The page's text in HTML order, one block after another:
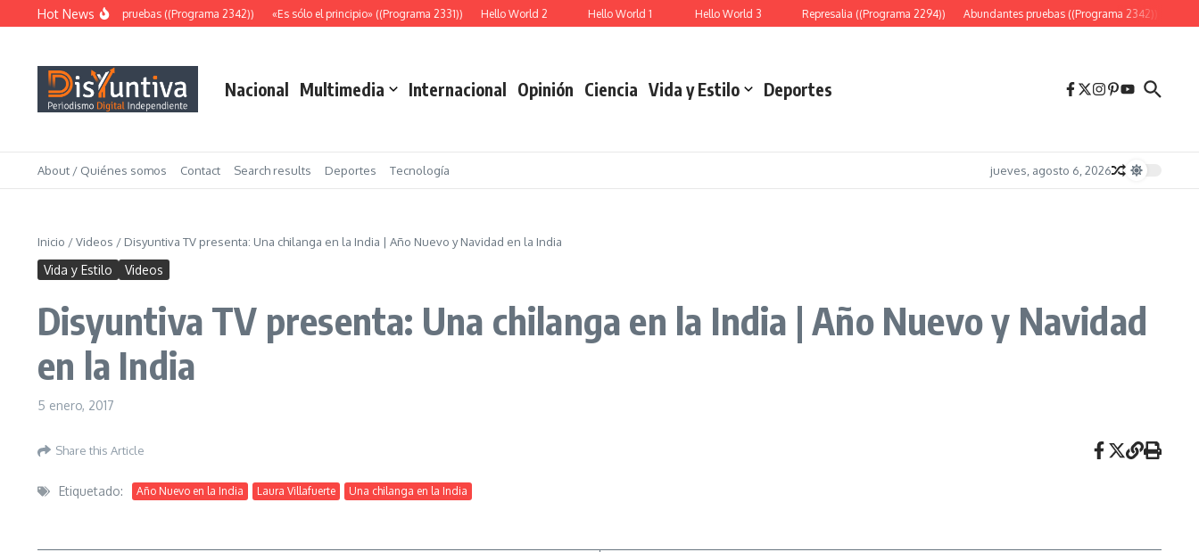
Saltar al contenido
Hot News
Abundantes pruebas ((Programa 2342)) «Es sólo el principio» ((Programa 2331)) Hello World 2 Hello World 1 Hello World 3 Represalia ((Programa 2294)) Abundantes pruebas ((Programa 2342))
Nacional Multimedia Internacional Opinión Ciencia Vida y Estilo Deportes
About / Quiénes somos Contact Search results Deportes Tecnología jueves, agosto 6, 2026
Inicio /Videos / Disyuntiva TV presenta: Una chilanga en la India | Año Nuevo y Navidad en la India
Vida y Estilo Videos
Disyuntiva TV presenta: Una chilanga en la India | Año Nuevo y Navidad
en la India
5 enero, 2017
Share this Article
Etiquetado: Año Nuevo en la India Laura Villafuerte Una chilanga en la India